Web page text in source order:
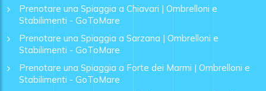
Prenotare una Spiaggia a Chiavari | Ombrelloni e
Stabilimenti - GoToMare
Prenotare una Spiaggia a Sarzana | Ombrelloni e
Stabilimenti - GoToMare
Prenotare una Spiaggia a Forte dei Marmi | Ombrelloni e
Stabilimenti - GoToMare